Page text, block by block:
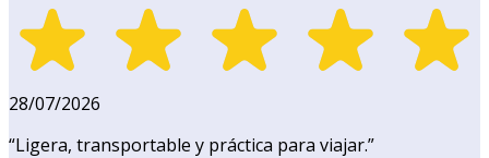
28/07/2026
“Ligera, transportable y práctica para viajar.”